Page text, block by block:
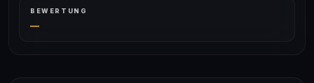
BEWERTUNG
—